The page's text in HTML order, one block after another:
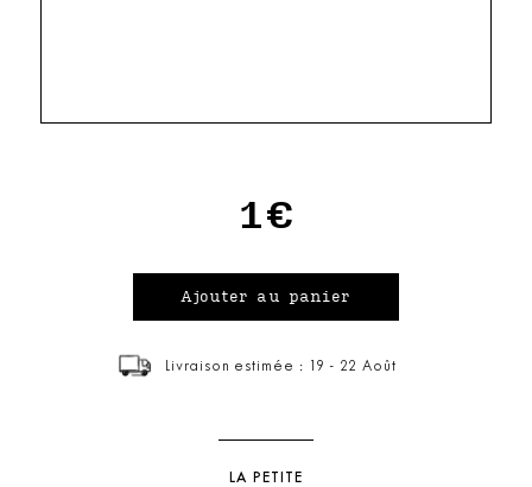
1€
Livraison estimée : 19 - 22 Août
LA PETITE